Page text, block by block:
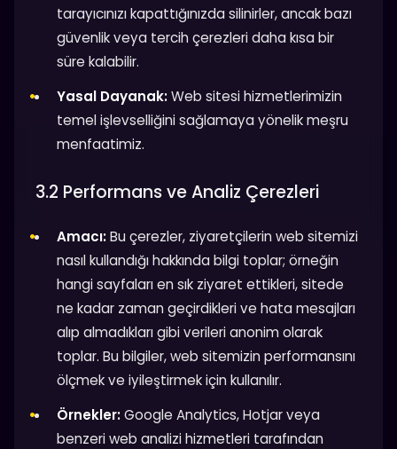
tarayıcınızı kapattığınızda silinirler, ancak bazı
güvenlik veya tercih çerezleri daha kısa bir
süre kalabilir.
Yasal Dayanak:Web sitesi hizmetlerimizin
temel işlevselliğini sağlamaya yönelik meşru
menfaatimiz.
3.2 Performans ve Analiz Çerezleri
Amacı:Bu çerezler, ziyaretçilerin web sitemizi
nasıl kullandığı hakkında bilgi toplar; örneğin
hangi sayfaları en sık ziyaret ettikleri, sitede
ne kadar zaman geçirdikleri ve hata mesajları
alıp almadıkları gibi verileri anonim olarak
toplar. Bu bilgiler, web sitemizin performansını
ölçmek ve iyileştirmek için kullanılır.
Örnekler:Google Analytics, Hotjar veya
benzeri web analizi hizmetleri tarafından